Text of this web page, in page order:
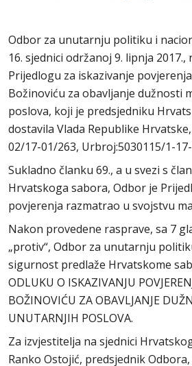
Odbor za unutarnju politiku i
16. sjednici održanoj 9. lipnja
Prijedlogu za iskazivanje
Božinoviću za obavljanje dužnosti
poslova, koji je predsjedniku
dostavila Vlada Republike
02/17-01/263, Urbroj:5030115/1-
Sukladno članku 69., a u svezi s
Hrvatskoga sabora, Odbor je
povjerenja razmatrao u svojstvu
Nakon provedene rasprave, sa 7
„protiv“, Odbor za unutarnju
sigurnost predlaže Hrvatskome
ODLUKU O ISKAZIVANJU
BOŽINOVIĆU ZA OBAVLJANJE
UNUTARNJIH POSLOVA.
Za izvjestitelja na sjednici
Ranko Ostojić, predsjednik